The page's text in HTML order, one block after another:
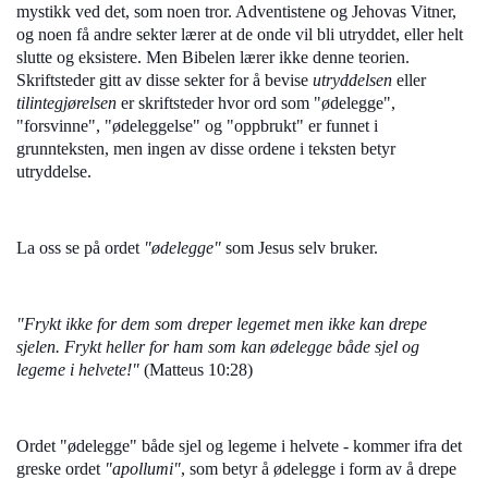
mystikk ved det, som noen tror. Adventistene og Jehovas Vitner,
og noen få andre sekter lærer at de onde vil bli utryddet, eller helt
slutte og eksistere. Men Bibelen lærer ikke denne teorien.
Skriftsteder gitt av disse sekter for å bevise utryddelsen eller
tilintegjørelsen er skriftsteder hvor ord som "ødelegge",
"forsvinne", "ødeleggelse" og "oppbrukt" er funnet i
grunnteksten, men ingen av disse ordene i teksten betyr
utryddelse.
La oss se på ordet "ødelegge" som Jesus selv bruker.
"Frykt ikke for dem som dreper legemet men ikke kan drepe
sjelen. Frykt heller for ham som kan ødelegge både sjel og
legeme i helvete!" (Matteus 10:28)
Ordet "ødelegge" både sjel og legeme i helvete - kommer ifra det
greske ordet "apollumi", som betyr å ødelegge i form av å drepe